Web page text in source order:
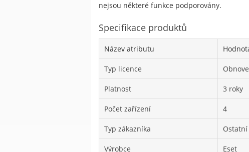
nejsou některé funkce podporovány.
Specifikace produktů
Název atributu
Typ licence
Platnost 3 roky
Počet zařízení 4
Typ zákazníka Ostatní
Výrobce Eset